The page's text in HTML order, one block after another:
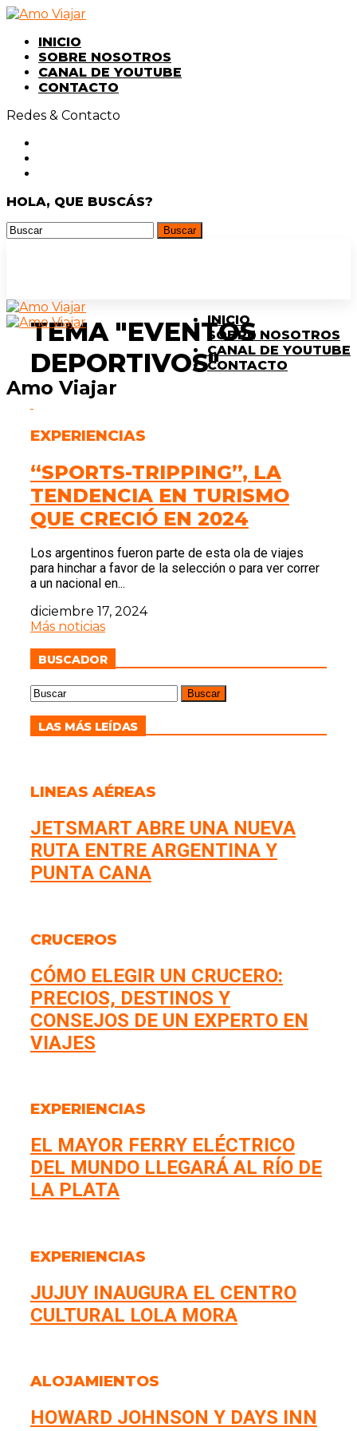
INICIO
SOBRE NOSOTROS
CANAL DE YOUTUBE
CONTACTO
Redes & Contacto
HOLA, QUE BUSCÁS?
Amo Viajar
INICIO
SOBRE NOSOTROS
CANAL DE YOUTUBE
CONTACTO
TEMA "EVENTOS
DEPORTIVOS"
EXPERIENCIAS
“SPORTS-TRIPPING”, LA
TENDENCIA EN TURISMO
QUE CRECIÓ EN 2024
Los argentinos fueron parte de esta ola de viajes
para hinchar a favor de la selección o para ver correr
a un nacional en...
diciembre 17, 2024
Más noticias
BUSCADOR
LAS MÁS LEÍDAS
LINEAS AÉREAS
JETSMART ABRE UNA NUEVA
RUTA ENTRE ARGENTINA Y
PUNTA CANA
CRUCEROS
CÓMO ELEGIR UN CRUCERO:
PRECIOS, DESTINOS Y
CONSEJOS DE UN EXPERTO EN
VIAJES
EXPERIENCIAS
EL MAYOR FERRY ELÉCTRICO
DEL MUNDO LLEGARÁ AL RÍO DE
LA PLATA
EXPERIENCIAS
JUJUY INAUGURA EL CENTRO
CULTURAL LOLA MORA
ALOJAMIENTOS
HOWARD JOHNSON Y DAYS INN